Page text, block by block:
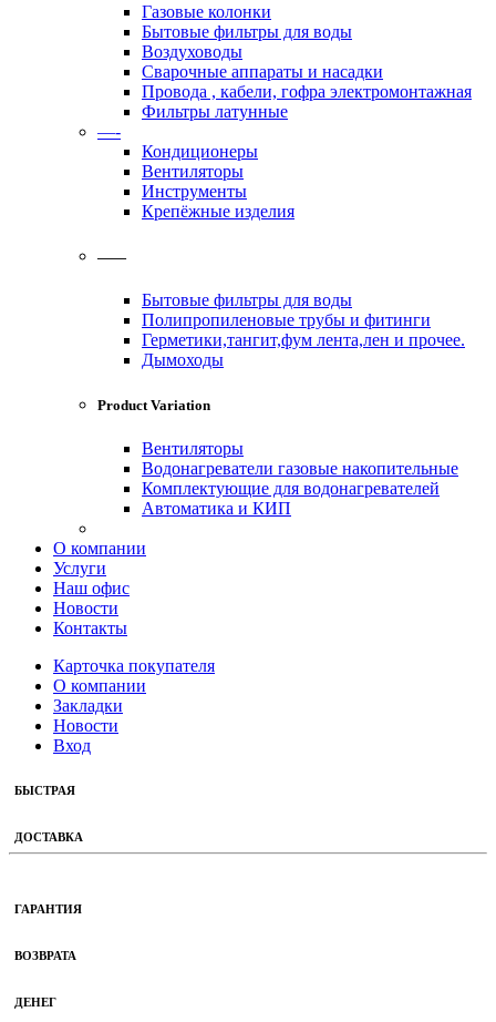
Газовые колонки
Бытовые фильтры для воды
Воздуховоды
Сварочные аппараты и насадки
Провода , кабели, гофра электромонтажная
Фильтры латунные
—-
Кондиционеры
Вентиляторы
Инструменты
Крепёжные изделия
——
Бытовые фильтры для воды
Полипропиленовые трубы и фитинги
Герметики,тангит,фум лента,лен и прочее.
Дымоходы
Product Variation
Вентиляторы
Водонагреватели газовые накопительные
Комплектующие для водонагревателей
Автоматика и КИП
О компании
Услуги
Наш офис
Новости
Контакты
Карточка покупателя
О компании
Закладки
Новости
Вход
БЫСТРАЯ
ДОСТАВКА
ГАРАНТИЯ
ВОЗВРАТА
ДЕНЕГ